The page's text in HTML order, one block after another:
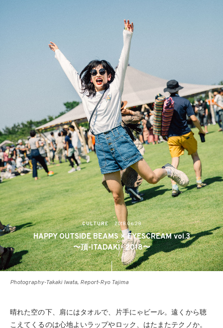
CULTURE 2018.06.28
HAPPY OUTSIDE BEAMS × EYESCREAM vol.3
〜頂-ITADAKI- 2018〜
Photography-Takaki Iwata, Report-Ryo Tajima
晴れた空の下、肩にはタオルで、片手にゃビール。遠くから聴
こえてくるのは心地よいラップやロック、はたまたテクノか。